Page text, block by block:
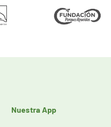
Nuestra App